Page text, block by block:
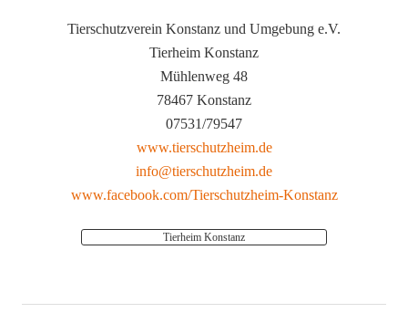
Tierschutzverein Konstanz und Umgebung e.V.
Tierheim Konstanz
Mühlenweg 48
78467 Konstanz
07531/79547
www.tierschutzheim.de
info@tierschutzheim.de
www.facebook.com/Tierschutzheim-Konstanz
Tierheim Konstanz